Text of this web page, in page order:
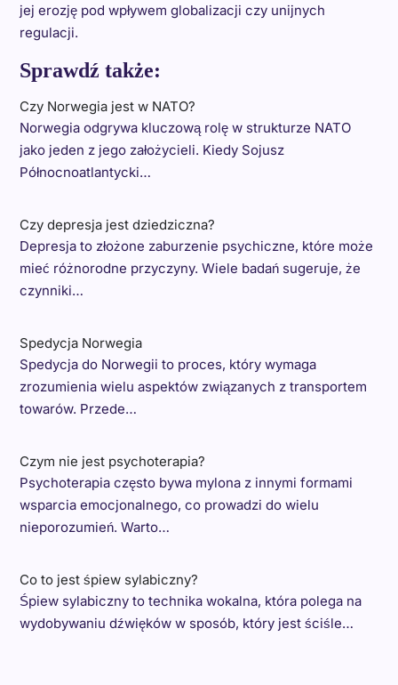
jej erozję pod wpływem globalizacji czy unijnych
regulacji.
Sprawdź także:
Czy Norwegia jest w NATO?
Norwegia odgrywa kluczową rolę w strukturze NATO
jako jeden z jego założycieli. Kiedy Sojusz
Północnoatlantycki…
Czy depresja jest dziedziczna?
Depresja to złożone zaburzenie psychiczne, które może
mieć różnorodne przyczyny. Wiele badań sugeruje, że
czynniki…
Spedycja Norwegia
Spedycja do Norwegii to proces, który wymaga
zrozumienia wielu aspektów związanych z transportem
towarów. Przede…
Czym nie jest psychoterapia?
Psychoterapia często bywa mylona z innymi formami
wsparcia emocjonalnego, co prowadzi do wielu
nieporozumień. Warto…
Co to jest śpiew sylabiczny?
Śpiew sylabiczny to technika wokalna, która polega na
wydobywaniu dźwięków w sposób, który jest ściśle…